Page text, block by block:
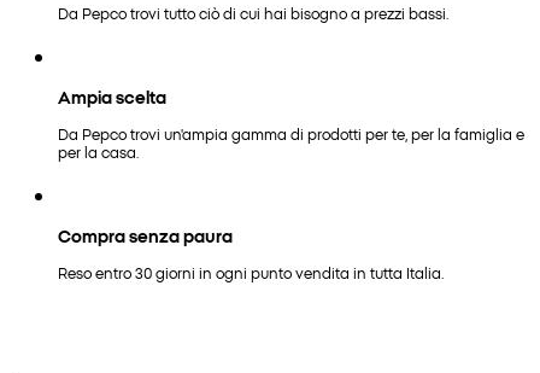
Da Pepco trovi tutto ciò di cui hai bisogno a prezzi bassi.
Ampia scelta
Da Pepco trovi un'ampia gamma di prodotti per te, per la famiglia e
per la casa.
Compra senza paura
Reso entro 30 giorni in ogni punto vendita in tutta Italia.